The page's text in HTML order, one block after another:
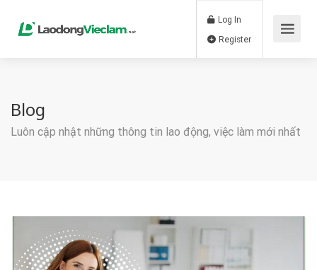
Log In
Blog
Luôn cập nhật những thông tin lao động, việc làm mới nhất